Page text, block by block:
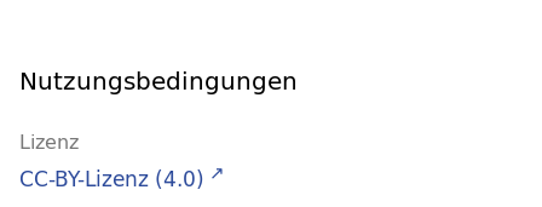
Nutzungsbedingungen
Lizenz
CC-BY-Lizenz (4.0)